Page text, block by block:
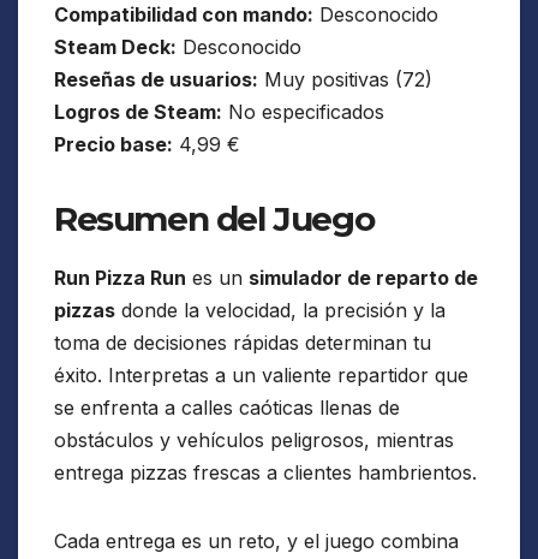
Compatibilidad con mando: Desconocido
Steam Deck: Desconocido
Reseñas de usuarios: Muy positivas (72)
Logros de Steam: No especificados
Precio base: 4,99 €
Resumen del Juego
Run Pizza Run es un simulador de reparto de
pizzas donde la velocidad, la precisión y la
toma de decisiones rápidas determinan tu
éxito. Interpretas a un valiente repartidor que
se enfrenta a calles caóticas llenas de
obstáculos y vehículos peligrosos, mientras
entrega pizzas frescas a clientes hambrientos.
Cada entrega es un reto, y el juego combina